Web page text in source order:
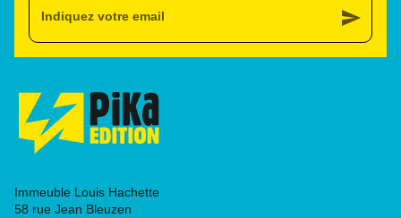
Indiquez votre email send
Immeuble Louis Hachette
58 rue Jean Bleuzen